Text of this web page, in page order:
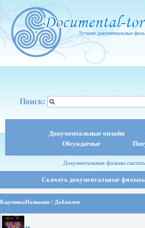
Лучшие документальные
Поиск:
Документальные онлайн
Обсуждаемые
Документальные фильмы
Скачать документальные
КартинкаНазвание / Добавлен